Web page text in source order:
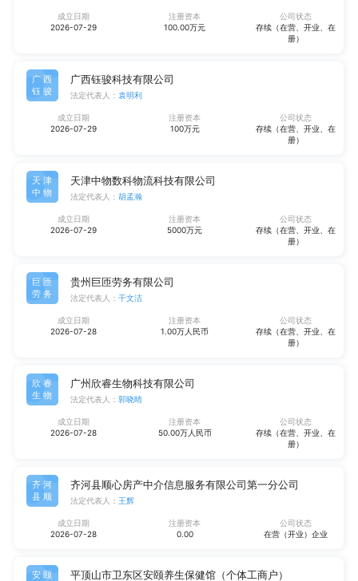
成立日期
2026-07-29
注册资本
100.00万元
公司状态
存续（在营、开业、在
册）
广西
钰骏
广西钰骏科技有限公司
法定代表人： 袁明利
成立日期
2026-07-29
注册资本
100万元
公司状态
存续（在营、开业、在
册）
天津
中物
天津中物数科物流科技有限公司
法定代表人： 胡孟瀚
成立日期
2026-07-29
注册资本
5000万元
公司状态
存续（在营、开业、在
册）
巨匝
劳务
贵州巨匝劳务有限公司
法定代表人： 干文洁
成立日期
2026-07-28
注册资本
1.00万人民币
公司状态
存续（在营、开业、在
册）
欣睿
生物
广州欣睿生物科技有限公司
法定代表人： 郭晓晴
成立日期
2026-07-28
注册资本
50.00万人民币
公司状态
存续（在营、开业、在
册）
齐河
县顺
齐河县顺心房产中介信息服务有限公司第一分公司
法定代表人： 王辉
成立日期
2026-07-28
注册资本
0.00
公司状态
在营（开业）企业
安颐 平顶山市卫东区安颐养生保健馆（个体工商户）